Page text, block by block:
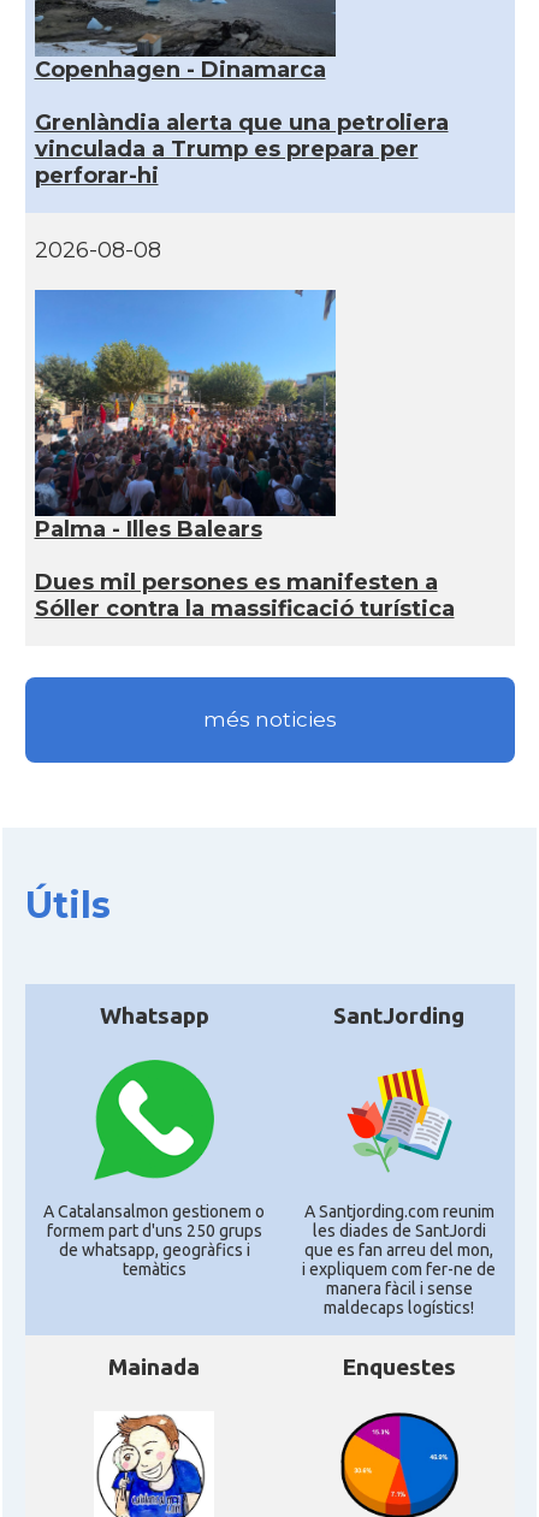
Copenhagen - Dinamarca
Grenlàndia alerta que una petroliera
vinculada a Trump es prepara per
perforar-hi
2026-08-08
Palma - Illes Balears
Dues mil persones es manifesten a
Sóller contra la massificació turística
més noticies
Útils
Whatsapp
A Catalansalmon gestionem o
formem part d'uns 250 grups
de whatsapp, geogràfics i
temàtics
SantJording
A Santjording.com reunim
les diades de SantJordi
que es fan arreu del mon,
i expliquem com fer-ne de
manera fàcil i sense
maldecaps logí­stics!
Mainada Enquestes